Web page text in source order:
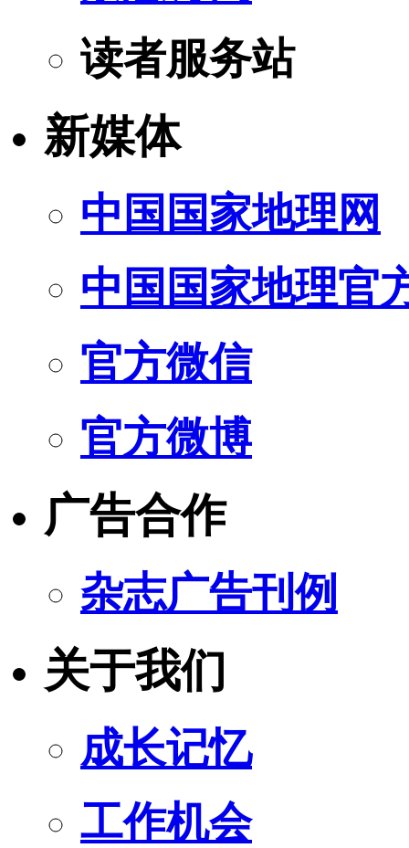
读者服务站
新媒体
中国国家地理网
中国国家地理官
官方微信
官方微博
广告合作
杂志广告刊例
关于我们
成长记忆
工作机会